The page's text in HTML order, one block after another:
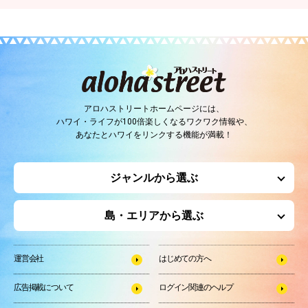
アロハストリートホームページには、
ハワイ・ライフが100倍楽しくなるワクワク情報や、
あなたとハワイをリンクする機能が満載！
ジャンルから選ぶ
島・エリアから選ぶ
運営会社 はじめての方へ
広告掲載について ログイン関連のヘルプ